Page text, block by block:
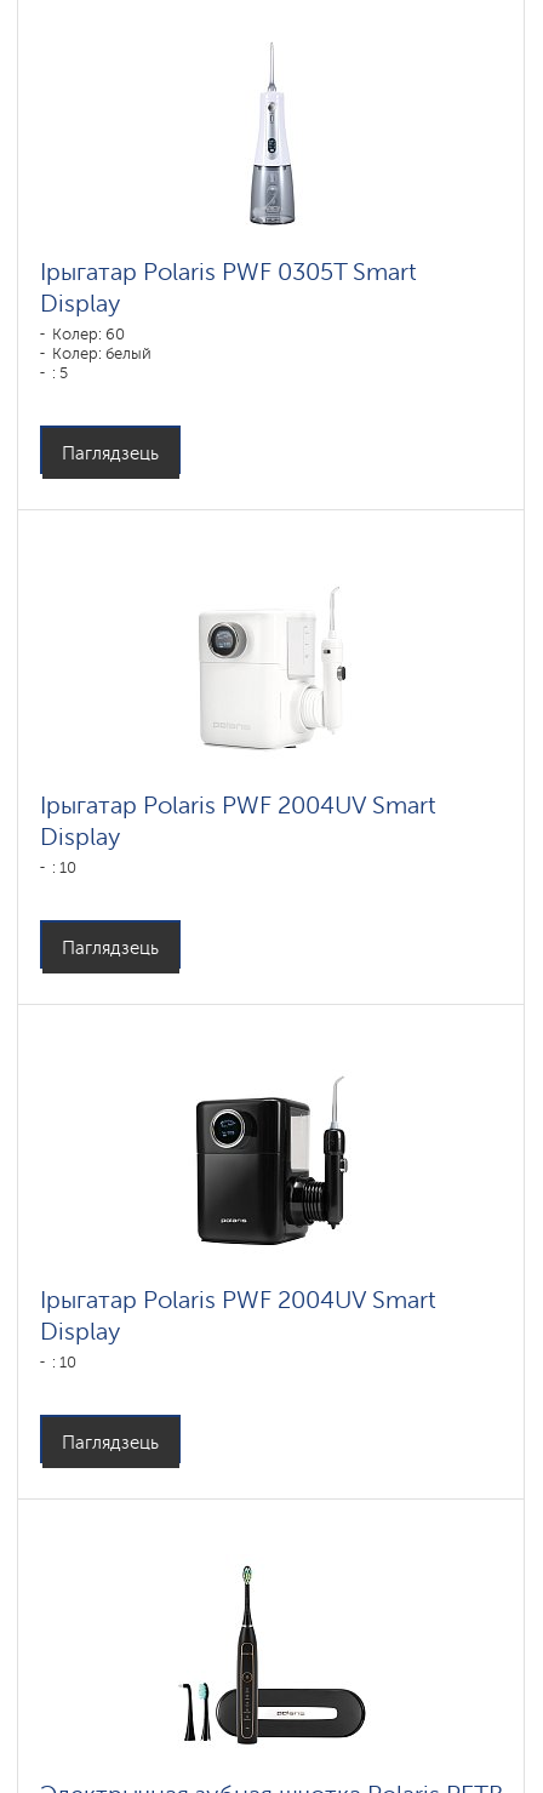
Ірыгатар Polaris PWF 0305T Smart
Display
Колер: 60
Колер: белый
: 5
Паглядзець
Ірыгатар Polaris PWF 2004UV Smart
Display
: 10
Паглядзець
Ірыгатар Polaris PWF 2004UV Smart
Display
: 10
Паглядзець